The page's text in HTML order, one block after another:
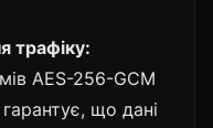
трафіку:
AES-256-GCM
що дані